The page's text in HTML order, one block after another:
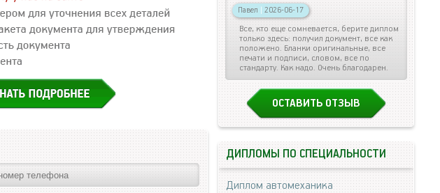
Павел | 2026-06-17
Все, кто еще сомневается, берите диплом
только здесь: получил документ, все как
положено. Бланки оригинальные, все
печати и подписи, словом, все по
стандарту. Как надо. Очень благодарен.
ОСТАВИТЬ ОТЗЫВ
ДИПЛОМЫ ПО СПЕЦИАЛЬНОСТИ
Диплом автомеханика